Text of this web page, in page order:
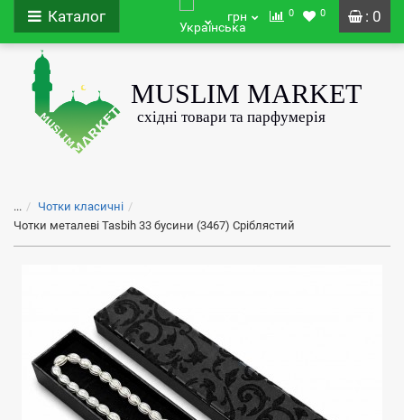
: 0
Каталог грн 0 0
...
Чотки класичні
Чотки металеві Tasbih 33 бусини (3467) Сріблястий